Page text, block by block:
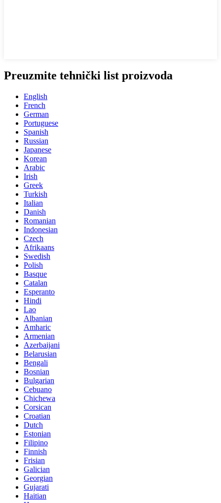
Preuzmite tehnički list proizvoda
English
French
German
Portuguese
Spanish
Russian
Japanese
Korean
Arabic
Irish
Greek
Turkish
Italian
Danish
Romanian
Indonesian
Czech
Afrikaans
Swedish
Polish
Basque
Catalan
Esperanto
Hindi
Lao
Albanian
Amharic
Armenian
Azerbaijani
Belarusian
Bengali
Bosnian
Bulgarian
Cebuano
Chichewa
Corsican
Croatian
Dutch
Estonian
Filipino
Finnish
Frisian
Galician
Georgian
Gujarati
Haitian